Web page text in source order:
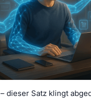
– dieser Satz klingt